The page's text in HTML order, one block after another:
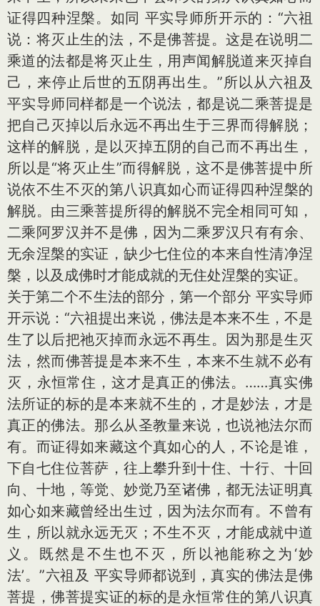
证得四种涅槃。如同 平实导师所开示的：“六祖
说：将灭止生的法，不是佛菩提。这是在说明二
乘道的法都是将灭止生，用声闻解脱道来灭掉自
己，来停止后世的五阴再出生。”所以从六祖及
平实导师同样都是一个说法，都是说二乘菩提是
把自己灭掉以后永远不再出生于三界而得解脱；
这样的解脱，是以灭掉五阴的自己而不再出生，
所以是“将灭止生”而得解脱，这不是佛菩提中所
说依不生不灭的第八识真如心而证得四种涅槃的
解脱。由三乘菩提所得的解脱不完全相同可知，
二乘阿罗汉并不是佛，因为二乘罗汉只有有余、
无余涅槃的实证，缺少七住位的本来自性清净涅
槃，以及成佛时才能成就的无住处涅槃的实证。
关于第二个不生法的部分，第一个部分 平实导师
开示说：“六祖提出来说，佛法是本来不生，不是
生了以后把祂灭掉而永远不再生。因为那是生灭
法，然而佛菩提是本来不生，本来不生就不必有
灭，永恒常住，这才是真正的佛法。……真实佛
法所证的标的是本来就不生的，才是妙法，才是
真正的佛法。那么从圣教量来说，也说祂法尔而
有。而证得如来藏这个真如心的人，不论是谁，
下自七住位菩萨，往上攀升到十住、十行、十回
向、十地，等觉、妙觉乃至诸佛，都无法证明真
如心如来藏曾经出生过，因为法尔而有。不曾有
生，所以就永远无灭；不生不灭，才能成就中道
义。既然是不生也不灭，所以祂能称之为‘妙
法’。”六祖及 平实导师都说到，真实的佛法是佛
菩提，佛菩提实证的标的是永恒常住的第八识真